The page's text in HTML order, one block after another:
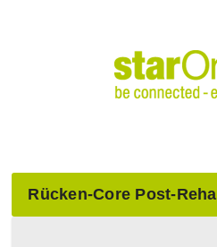
Rücken-Core Post-Reha